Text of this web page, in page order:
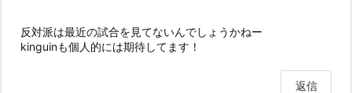
反対派は最近の試合を見てないんでしょうかねー
kinguinも個人的には期待してます！
返信